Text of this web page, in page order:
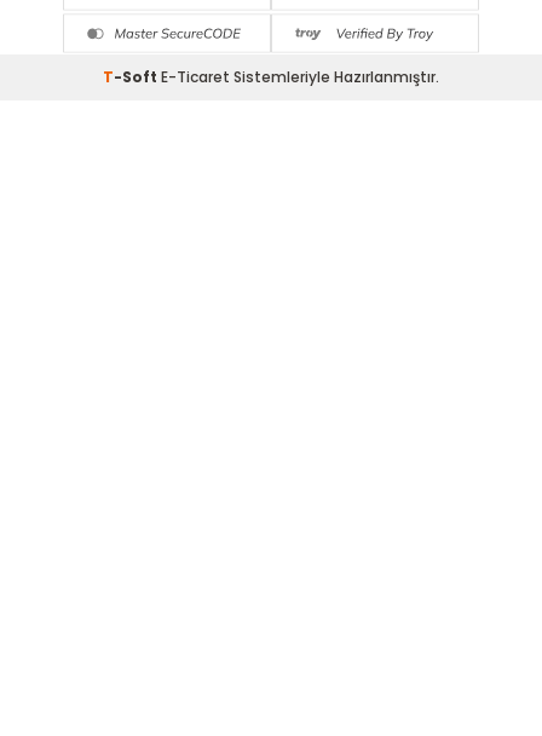
T-Soft E-Ticaret Sistemleriyle Hazırlanmıştır.